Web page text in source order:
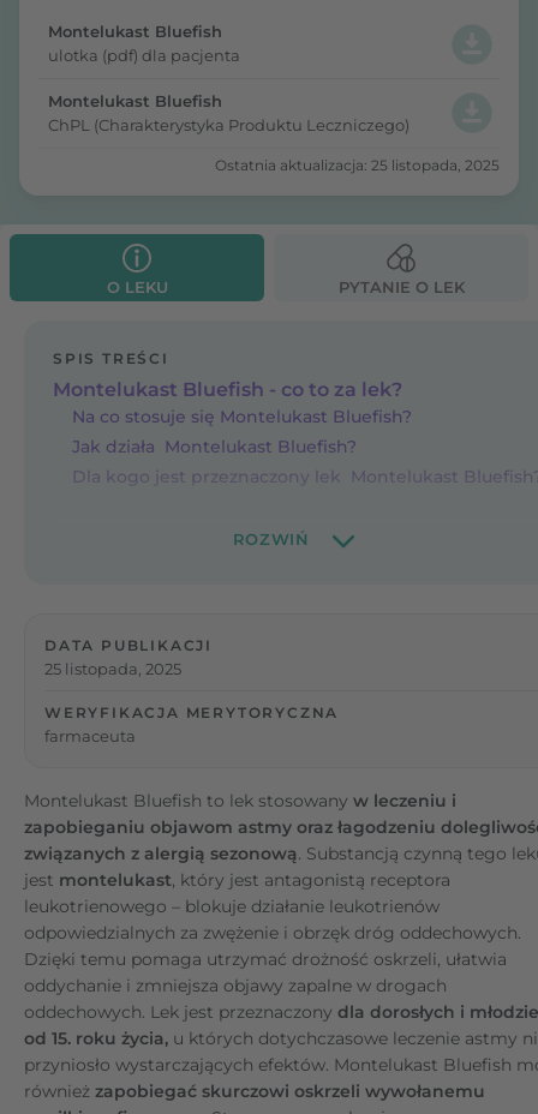
Montelukast Bluefish
ulotka (pdf) dla pacjenta
Montelukast Bluefish
ChPL (Charakterystyka Produktu Leczniczego)
Ostatnia aktualizacja: 25 listopada, 2025
O LEKU PYTANIE O LEK
SPIS TREŚCI
Montelukast Bluefish - co to za lek?
Na co stosuje się Montelukast Bluefish?
Jak działa Montelukast Bluefish?
Dla kogo jest przeznaczony lek Montelukast
DATA PUBLIKACJI
25 listopada, 2025
WERYFIKACJA MERYTORYCZNA
farmaceuta
Montelukast Bluefish to lek stosowany w leczeniu i
zapobieganiu objawom astmy oraz łagodzeniu
związanych z alergią sezonową. Substancją czynną tego
jest montelukast, który jest antagonistą receptora
leukotrienowego – blokuje działanie leukotrienów
odpowiedzialnych za zwężenie i obrzęk dróg oddechowych.
Dzięki temu pomaga utrzymać drożność oskrzeli, ułatwia
oddychanie i zmniejsza objawy zapalne w drogach
oddechowych. Lek jest przeznaczony dla dorosłych i
od 15. roku życia, u których dotychczasowe leczenie astmy
przyniosło wystarczających efektów. Montelukast Bluefish
również zapobiegać skurczowi oskrzeli wywołanemu